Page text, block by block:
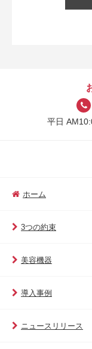
平日
ホーム
3つの約束
美容機器
導入事例
ニュースリリース